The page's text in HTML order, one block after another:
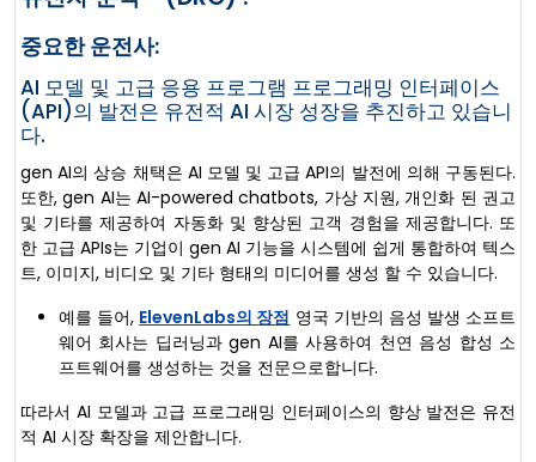
중요한 운전사:
AI 모델 및 고급 응용 프로그램 프로그래밍 인터페이스
(API)의 발전은 유전적 AI 시장 성장을 추진하고 있습니
다.
gen AI의 상승 채택은 AI 모델 및 고급 API의 발전에 의해 구동된다.
또한, gen AI는 AI-powered chatbots, 가상 지원, 개인화 된 권고
및 기타를 제공하여 자동화 및 향상된 고객 경험을 제공합니다. 또
한 고급 APIs는 기업이 gen AI 기능을 시스템에 쉽게 통합하여 텍스
트, 이미지, 비디오 및 기타 형태의 미디어를 생성 할 수 있습니다.
예를 들어, ElevenLabs의 장점 영국 기반의 음성 발생 소프트
웨어 회사는 딥러닝과 gen AI를 사용하여 천연 음성 합성 소
프트웨어를 생성하는 것을 전문으로합니다.
따라서 AI 모델과 고급 프로그래밍 인터페이스의 향상 발전은 유전
적 AI 시장 확장을 제안합니다.